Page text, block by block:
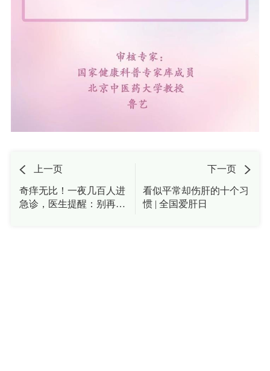
上一页
奇痒无比！一夜几百人进
急诊，医生提醒：别再自
下一页
看似平常却伤肝的十个习
惯 | 全国爱肝日